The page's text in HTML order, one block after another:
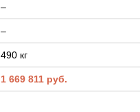
–
–
490 кг
1 669 811 руб.